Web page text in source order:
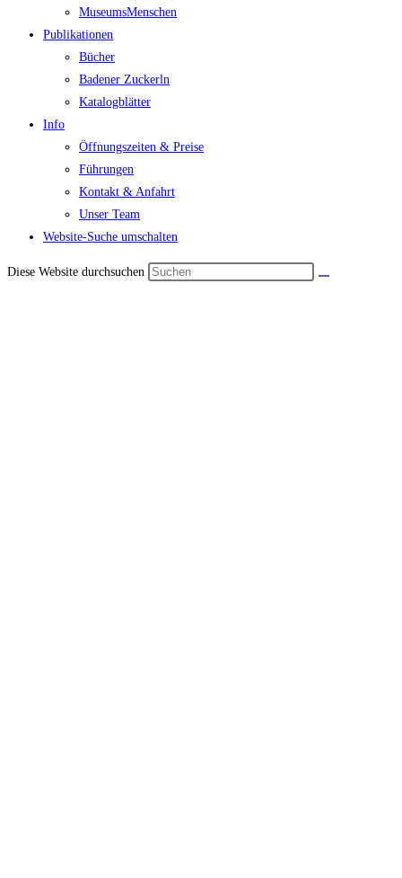
MuseumsMenschen
Publikationen
Bücher
Badener Zuckerln
Katalogblätter
Info
Öffnungszeiten & Preise
Führungen
Kontakt & Anfahrt
Unser Team
Website-Suche umschalten
Diese Website durchsuchen